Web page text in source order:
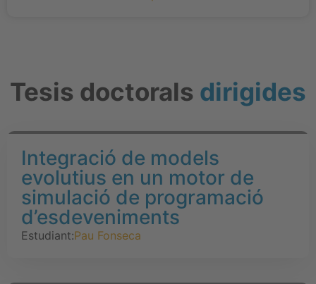
Tesis doctorals dirigides
Integració de models
evolutius en un motor de
simulació de programació
d’esdeveniments
Estudiant:Pau Fonseca